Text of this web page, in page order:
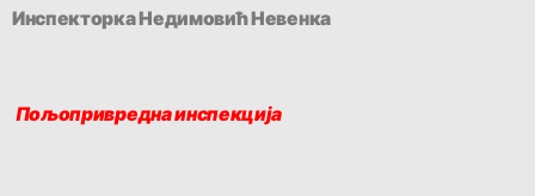
Инспекторка Недимовић Невенка
Пољопривредна инспекција